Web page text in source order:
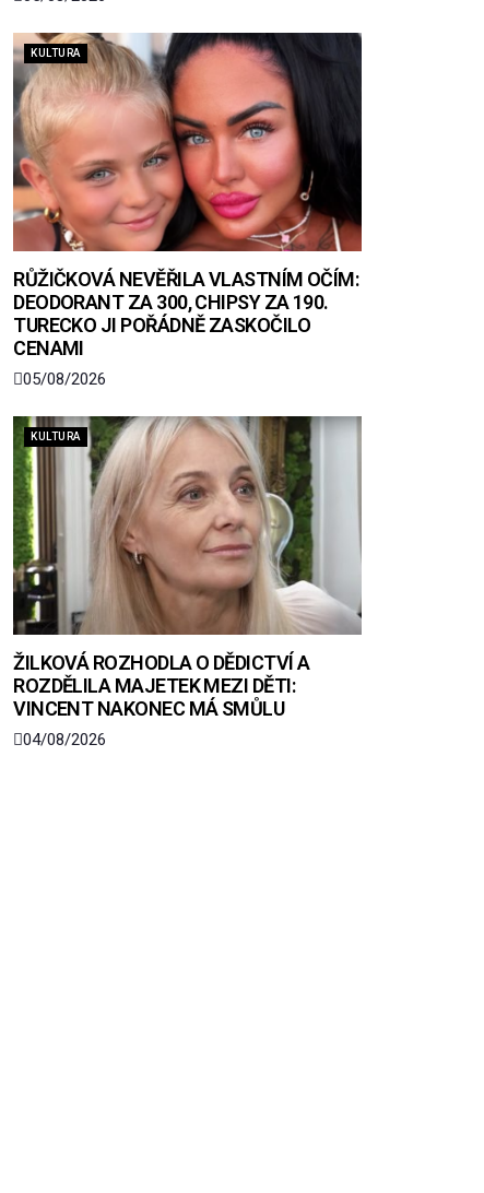
KULTURA
RŮŽIČKOVÁ NEVĚŘILA VLASTNÍM OČÍM:
DEODORANT ZA 300, CHIPSY ZA 190.
TURECKO JI POŘÁDNĚ ZASKOČILO
CENAMI
05/08/2026
KULTURA
ŽILKOVÁ ROZHODLA O DĚDICTVÍ A
ROZDĚLILA MAJETEK MEZI DĚTI:
VINCENT NAKONEC MÁ SMŮLU
04/08/2026